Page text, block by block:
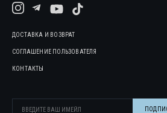
ДОСТАВКА И ВОЗВРАТ
СОГЛАШЕНИЕ ПОЛЬЗОВАТЕЛЯ
КОНТАКТЫ